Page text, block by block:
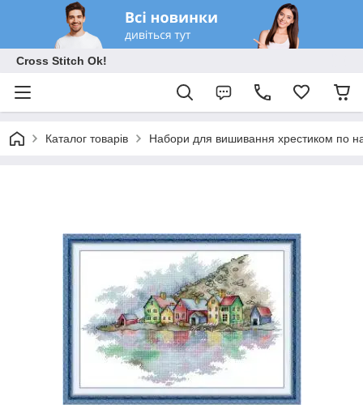
Cross Stitch Ok!
Каталог товарів Набори для вишивання хрестиком по